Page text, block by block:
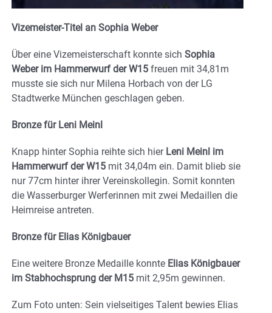
Vizemeister-Titel an Sophia Weber
Über eine Vizemeisterschaft konnte sich Sophia
Weber im Hammerwurf der W15 freuen mit 34,81m
musste sie sich nur Milena Horbach von der LG
Stadtwerke München geschlagen geben.
Bronze für Leni Meinl
Knapp hinter Sophia reihte sich hierLeni Meinl im
Hammerwurf der W15 mit 34,04m ein. Damit blieb sie
nur 77cm hinter ihrer Vereinskollegin. Somit konnten
die Wasserburger Werferinnen mit zwei Medaillen die
Heimreise antreten.
Bronze für Elias Königbauer
Eine weitere Bronze Medaille konnte Elias Königbauer
im Stabhochsprung der M15 mit 2,95m gewinnen.
Zum Foto unten: Sein vielseitiges Talent bewies Elias